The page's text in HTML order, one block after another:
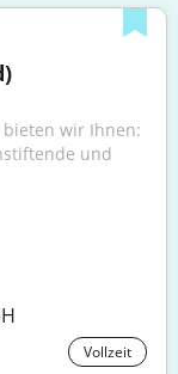
bieten wir Ihnen:
und
Vollzeit